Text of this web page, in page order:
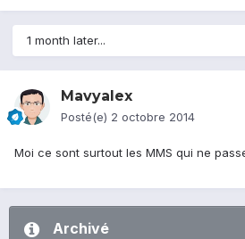
1 month later...
Mavyalex
Posté(e) 2 octobre 2014
Moi ce sont surtout les MMS qui ne
Archivé